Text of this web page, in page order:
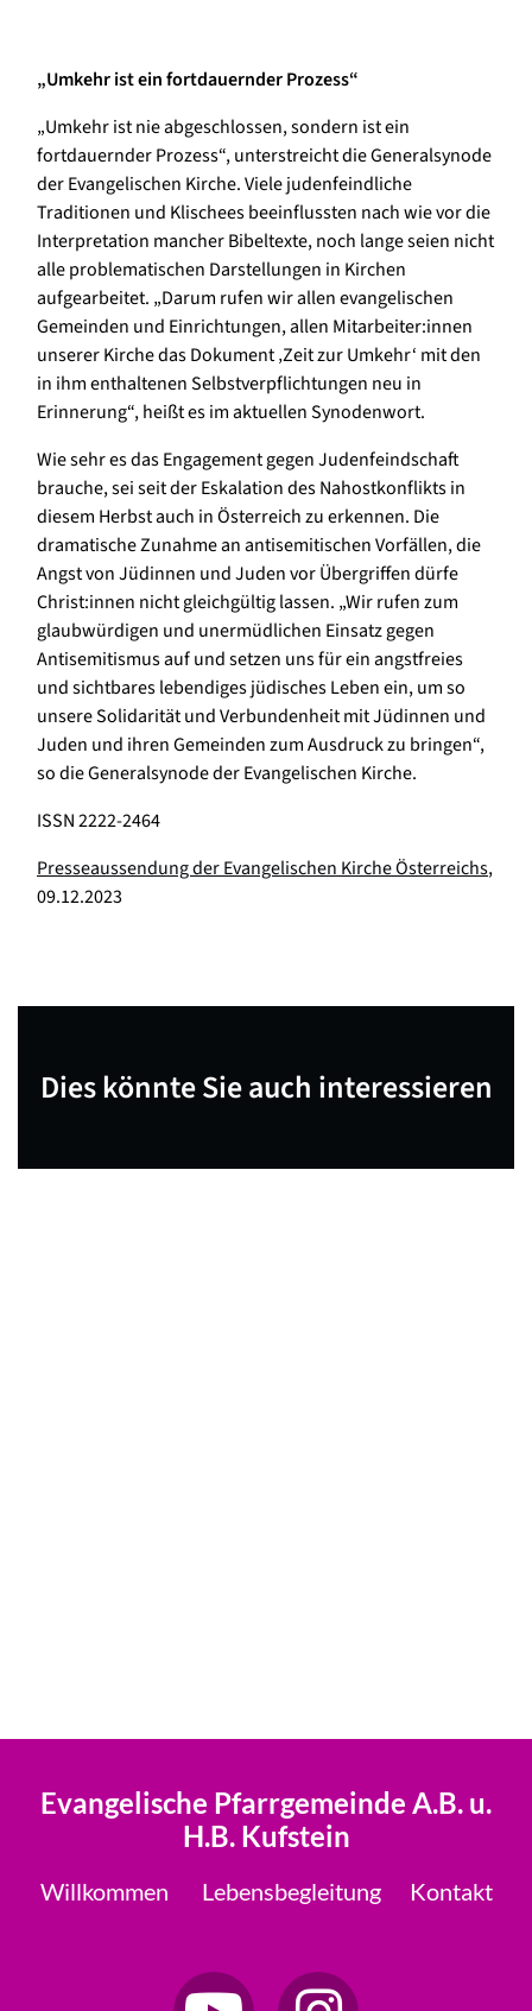
„Umkehr ist ein fortdauernder Prozess“
„Umkehr ist nie abgeschlossen, sondern ist ein
fortdauernder Prozess“, unterstreicht die Generalsynode
der Evangelischen Kirche. Viele judenfeindliche
Traditionen und Klischees beeinflussten nach wie vor die
Interpretation mancher Bibeltexte, noch lange seien nicht
alle problematischen Darstellungen in Kirchen
aufgearbeitet. „Darum rufen wir allen evangelischen
Gemeinden und Einrichtungen, allen Mitarbeiter:innen
unserer Kirche das Dokument ‚Zeit zur Umkehr‘ mit den
in ihm enthaltenen Selbstverpflichtungen neu in
Erinnerung“, heißt es im aktuellen Synodenwort.
Wie sehr es das Engagement gegen Judenfeindschaft
brauche, sei seit der Eskalation des Nahostkonflikts in
diesem Herbst auch in Österreich zu erkennen. Die
dramatische Zunahme an antisemitischen Vorfällen, die
Angst von Jüdinnen und Juden vor Übergriffen dürfe
Christ:innen nicht gleichgültig lassen. „Wir rufen zum
glaubwürdigen und unermüdlichen Einsatz gegen
Antisemitismus auf und setzen uns für ein angstfreies
und sichtbares lebendiges jüdisches Leben ein, um so
unsere Solidarität und Verbundenheit mit Jüdinnen und
Juden und ihren Gemeinden zum Ausdruck zu bringen“,
so die Generalsynode der Evangelischen Kirche.
ISSN 2222-2464
Presseaussendung der Evangelischen Kirche Österreichs,
09.12.2023
Dies könnte Sie auch interessieren
Evangelische Pfarrgemeinde A.B. u.
H.B. Kufstein
Willkommen Lebensbegleitung Kontakt